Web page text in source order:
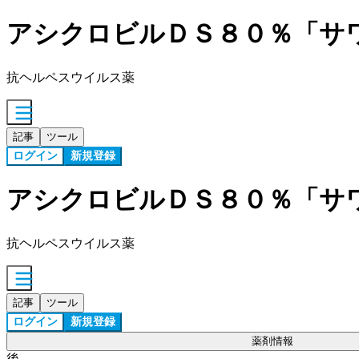
アシクロビルＤＳ８０％「サ
抗ヘルペスウイルス薬
記事 ツール
ログイン 新規登録
アシクロビルＤＳ８０％「サ
抗ヘルペスウイルス薬
記事 ツール
ログイン 新規登録
薬剤情報